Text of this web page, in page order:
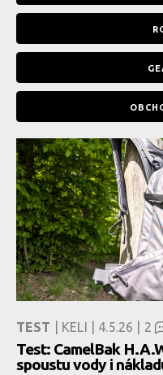
TEST | KELI | 4.5.26 | 2
Test: CamelBak
spoustu vody i